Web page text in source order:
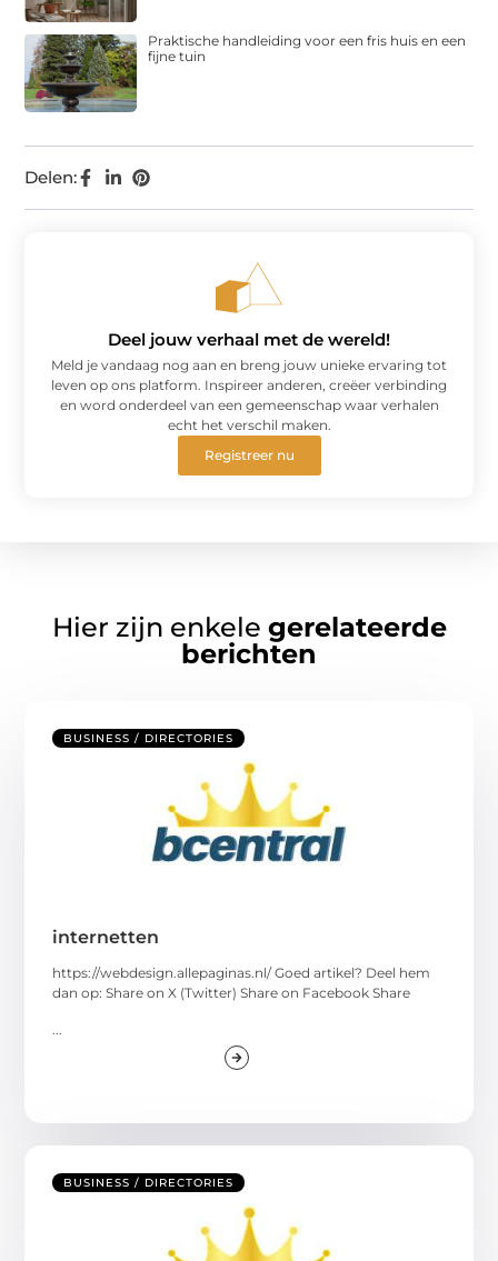
Delen:
Praktische handleiding voor een fris huis en een
fijne tuin
Deel jouw verhaal met de wereld!
Meld je vandaag nog aan en breng jouw unieke ervaring tot
leven op ons platform. Inspireer anderen, creëer verbinding
en word onderdeel van een gemeenschap waar verhalen
echt het verschil maken.
Registreer nu
Hier zijn enkele gerelateerde
berichten
BUSINESS / DIRECTORIES
internetten
https://webdesign.allepaginas.nl/ Goed artikel? Deel hem
dan op: Share on X (Twitter) Share on Facebook Share
BUSINESS / DIRECTORIES